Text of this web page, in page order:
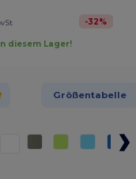
-32%
diesem Lager!
Größentabelle